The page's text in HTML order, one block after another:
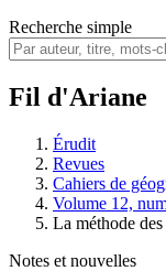
Recherche simple
Fil d'Ariane
Érudit
Revues
Cahiers de
Volume 12,
La méthode
Notes et nouvelles